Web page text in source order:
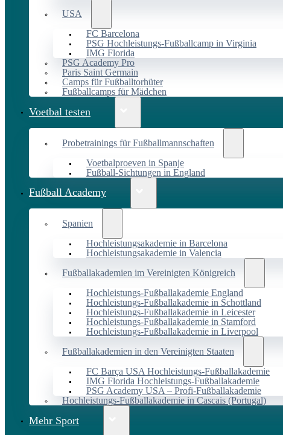
USA
FC Barcelona
PSG Hochleistungs-Fußballcamp in Virginia
IMG Florida
PSG Academy Pro
Paris Saint Germain
Camps für Fußballtorhüter
Fußballcamps für Mädchen
Voetbal testen
Probetrainings für Fußballmannschaften
Voetbalproeven in Spanje
Fußball-Sichtungen in England
Fußball Academy
Spanien
Hochleistungsakademie in Barcelona
Hochleistungsakademie in Valencia
Fußballakademien im Vereinigten Königreich
Hochleistungs-Fußballakademie England
Hochleistungs-Fußballakademie in Schottland
Hochleistungs-Fußballakademie in Leicester
Hochleistungs-Fußballakademie in Stamford
Hochleistungs-Fußballakademie in Liverpool
Fußballakademien in den Vereinigten Staaten
FC Barça USA Hochleistungs-Fußballakademie
IMG Florida Hochleistungs-Fußballakademie
PSG Academy USA – Profi-Fußballakademie
Hochleistungs-Fußballakademie in Cascais (Portugal)
Mehr Sport